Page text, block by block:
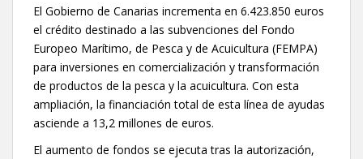
El Gobierno de Canarias incrementa en 6.423.850 euros
el crédito destinado a las subvenciones del Fondo
Europeo Marítimo, de Pesca y de Acuicultura (FEMPA)
para inversiones en comercialización y transformación
de productos de la pesca y la acuicultura. Con esta
ampliación, la financiación total de esta línea de ayudas
asciende a 13,2 millones de euros.
El aumento de fondos se ejecuta tras la autorización,